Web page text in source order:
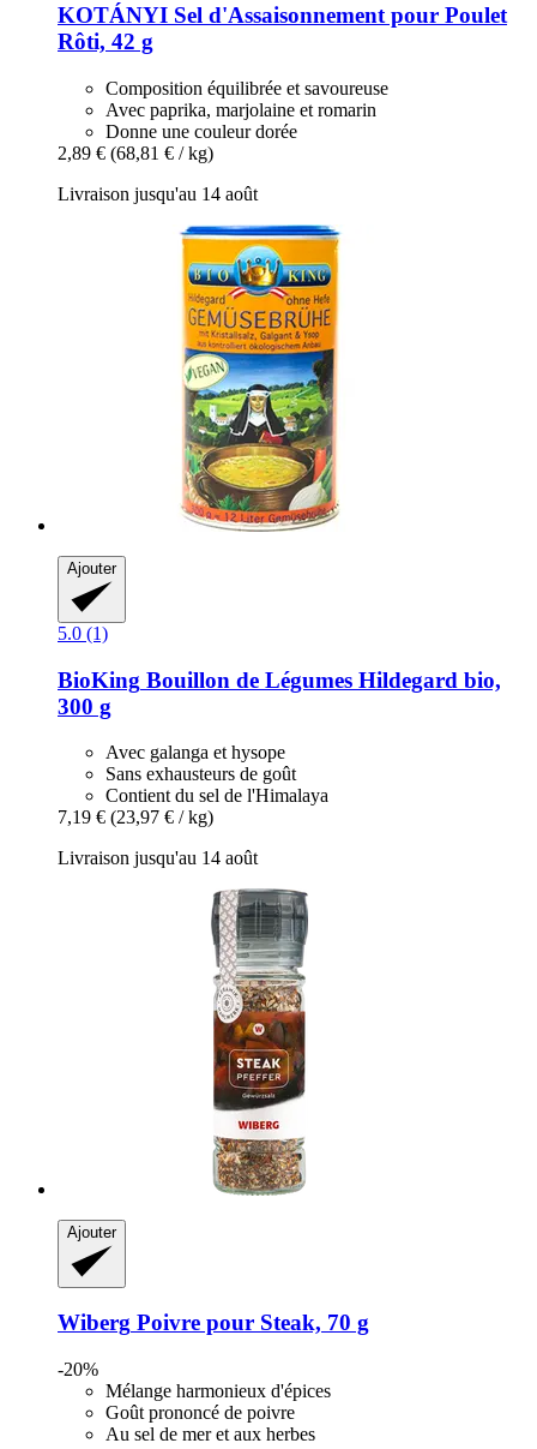
KOTÁNYI Sel d'Assaisonnement pour Poulet
Rôti, 42 g
Composition équilibrée et savoureuse
Avec paprika, marjolaine et romarin
Donne une couleur dorée
2,89 € (68,81 € / kg)
Livraison jusqu'au 14 août
Ajouter
5.0 (1)
BioKing Bouillon de Légumes Hildegard bio,
300 g
Avec galanga et hysope
Sans exhausteurs de goût
Contient du sel de l'Himalaya
7,19 € (23,97 € / kg)
Livraison jusqu'au 14 août
Ajouter
Wiberg Poivre pour Steak, 70 g
-20%
Mélange harmonieux d'épices
Goût prononcé de poivre
Au sel de mer et aux herbes